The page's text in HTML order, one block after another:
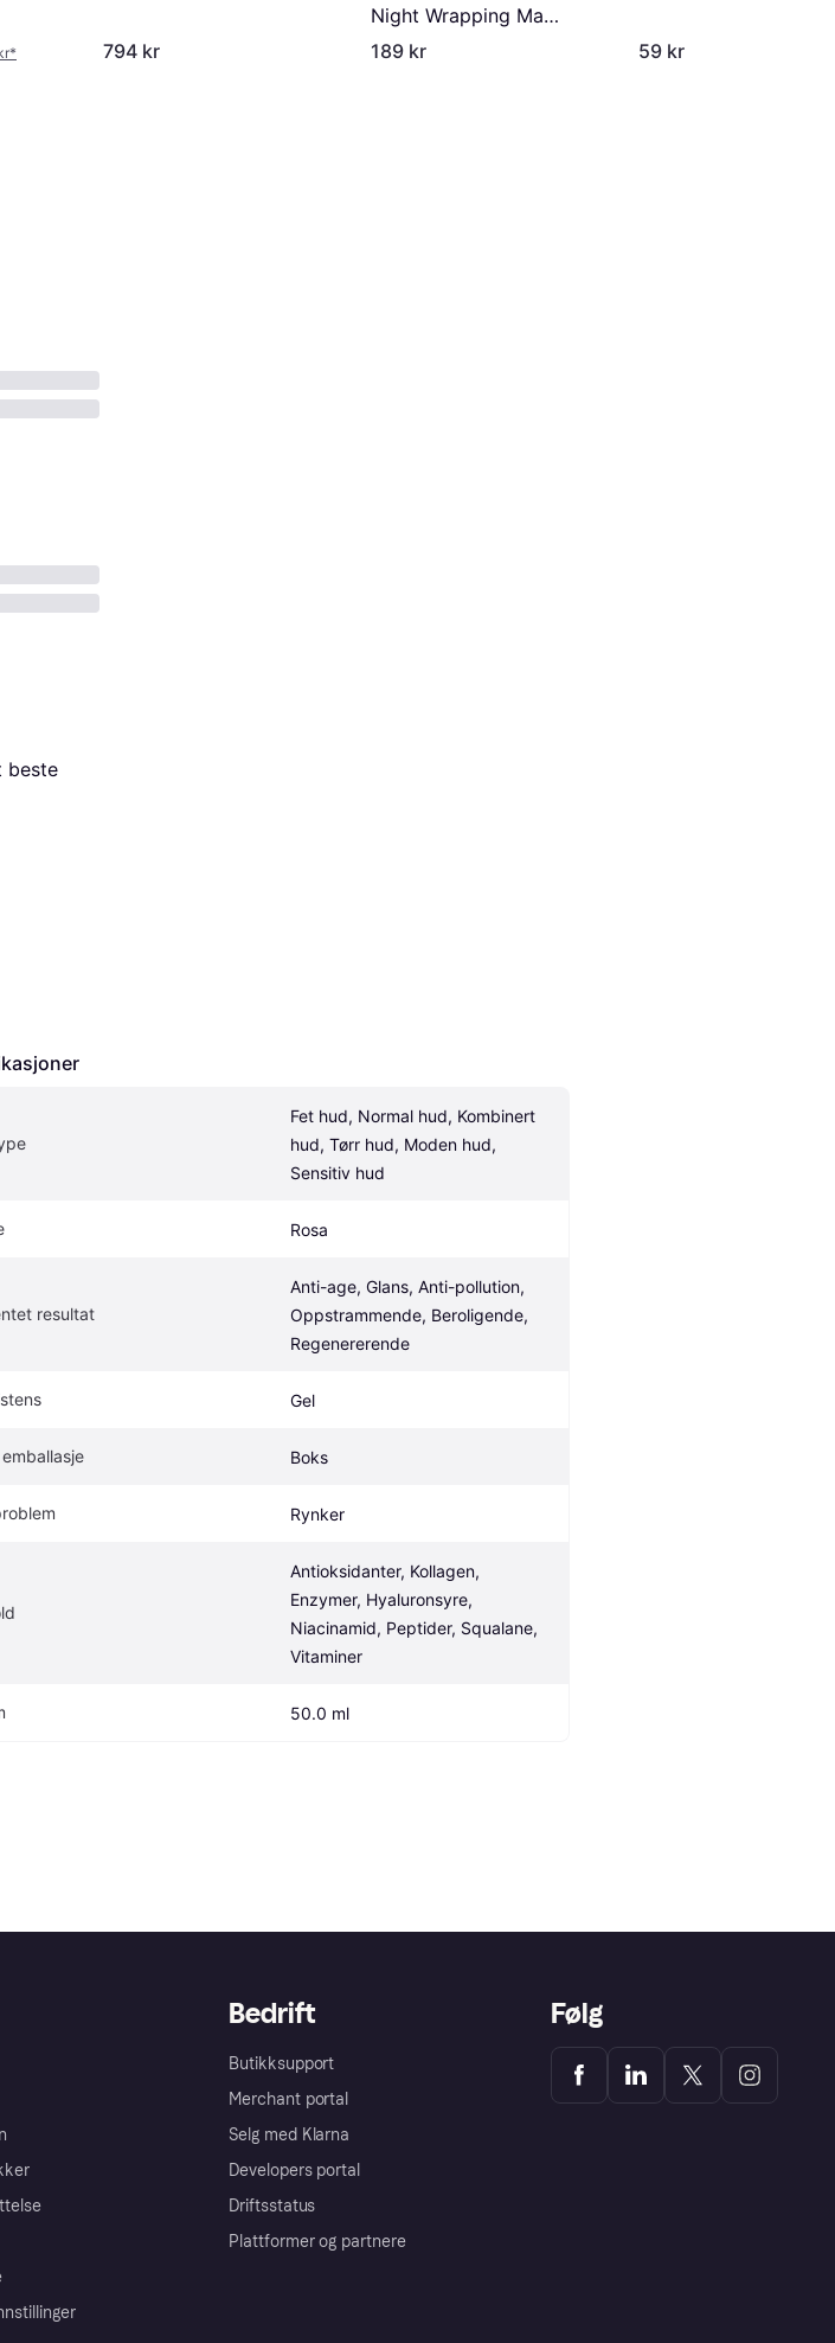
* 794 kr
Night Wrapping Mask
75ml
189 kr 59 kr
beste
Fet hud, Normal hud, Kombinert
hud, Tørr hud, Moden hud,
Sensitiv hud
Rosa
resultat
Anti-age, Glans, Anti-pollution,
Oppstrammende, Beroligende,
Regenererende
Gel
Boks
Rynker
Antioksidanter, Kollagen,
Enzymer, Hyaluronsyre,
Niacinamid, Peptider, Squalane,
Vitaminer
50.0 ml
Bedrift
Butikksupport
Merchant portal
Selg med Klarna
Developers portal
Driftsstatus
Plattformer og partnere
Følg